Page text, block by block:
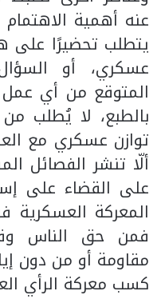
عنه أهمية الاهتمام
يتطلب تحضيرًا
عسكري، أو
المتوقع من أي
بالطبع، لا يُطلب
توازن عسكري مع
ألّا تنشر الفصائل
على القضاء على
المعركة العسكرية
فمن حق الناس
مقاومة أو من دون
كسب معركة الرأي